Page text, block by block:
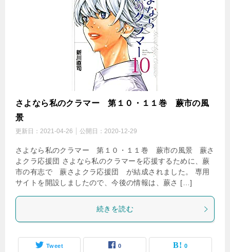
さよなら私のクラマー 第１０・１１巻 蕨市の風
景
更新日： 2021-04-26 公開日： 2020-12-29
さよなら私のクラマー 第１０・１１巻 蕨市の風景 蕨さ
よクラ応援団 さよなら私のクラマーを応援するために、蕨
市の有志で 蕨さよクラ応援団 が結成されました。 専用
サイトを開設しましたので、今後の情報は、蕨さ […]
続きを読む
Tweet 0 0